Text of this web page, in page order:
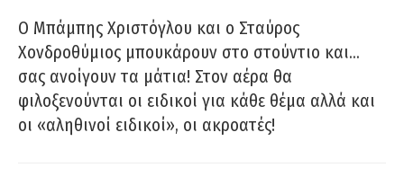
O Μπάμπης Χριστόγλου και ο Σταύρος
Χονδροθύμιος μπουκάρουν στο στούντιο και…
σας ανοίγουν τα μάτια! Στον αέρα θα
φιλοξενούνται οι ειδικοί για κάθε θέμα αλλά και
οι «αληθινοί ειδικοί», οι ακροατές!